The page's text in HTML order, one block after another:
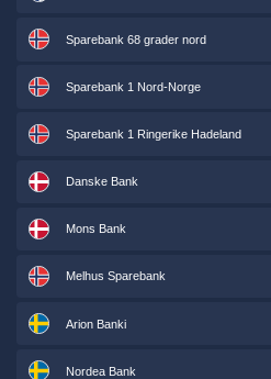
Sparebank 68 grader nord
Sparebank 1 Nord-Norge
Sparebank 1 Ringerike Hadeland
Danske Bank
Mons Bank
Melhus Sparebank
Arion Banki
Nordea Bank